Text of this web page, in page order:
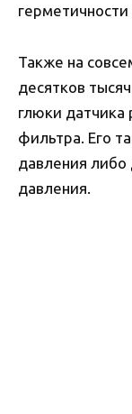
герметичности
Также на
десятков
глюки датчика
фильтра. Его
давления
давления.